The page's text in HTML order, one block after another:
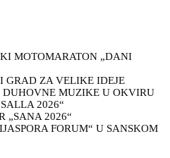
MOTOMARATON „DANI
GRAD ZA VELIKE IDEJE
DUHOVNE MUZIKE U OKVIRU
2026“
„SANA 2026“
FORUM“ U SANSKOM